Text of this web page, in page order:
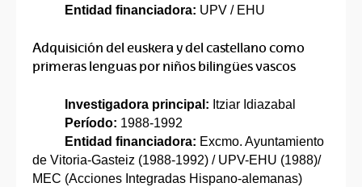
Entidad financiadora: UPV / EHU
Adquisición del euskera y del castellano como
primeras lenguas por niños bilingües vascos
Investigadora principal: Itziar Idiazabal
Período: 1988-1992
Entidad financiadora: Excmo. Ayuntamiento
de Vitoria-Gasteiz (1988-1992) / UPV-EHU (1988)/
MEC (Acciones Integradas Hispano-alemanas)